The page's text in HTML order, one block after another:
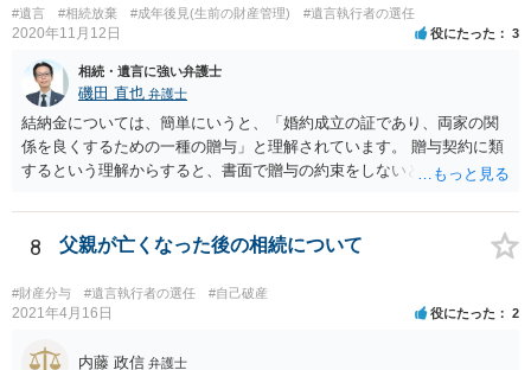
#遺言 #相続放棄 #成年後見(生前の財産管理) #遺言執行者の選任
2020年11月12日 役にたった 3
相続・遺言に強い弁護士
磯田 直也 弁護士
結納金については、簡単にいうと、「婚約成立の証であり、両家の関
係を良くするための一種の贈与」と理解されています。 贈与契約に類
するという理解からすると、書面で贈与の約束をしないと相手方は支
ことは困難です。 くれぐれも今後お気をつけください。 弁護士に対応
を依頼されるのも悪くはありませんが、感情的な理由が強いと思いま
8 父親が亡くなった後の相続について
#財産分与 #遺言執行者の選任 #自己破産
2021年4月16日 役にたった 2
内藤 政信 弁護士